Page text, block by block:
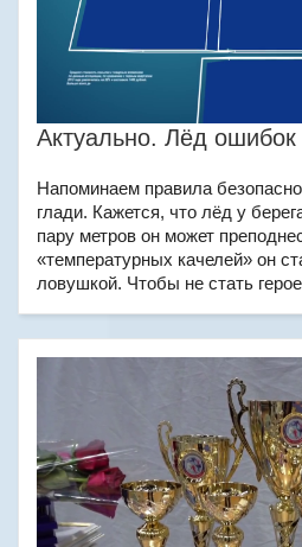
Актуально. Лёд
Напоминаем правила
глади. Кажется, что лёд у
пару метров он может
«температурных качелей» он
ловушкой. Чтобы не стать